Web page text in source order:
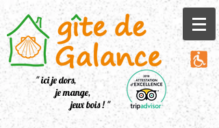
" ici je dors,
je mange,
jeux bois ! "